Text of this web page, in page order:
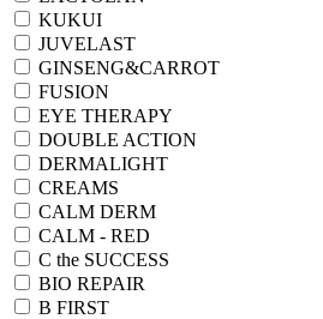
KUKUI
JUVELAST
GINSENG&CARROT
FUSION
EYE THERAPY
DOUBLE ACTION
DERMALIGHT
CREAMS
CALM DERM
CALM - RED
C the SUCCESS
BIO REPAIR
B FIRST